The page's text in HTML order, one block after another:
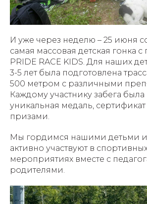
И уже через неделю – 25 июня
самая массовая детская гонка
PRIDE RACE KIDS. Для наших
3-5 лет была подготовлена
500 метром с различными
Каждому участнику забега
уникальная медаль, сертификат
призами.
Мы гордимся нашими детьми и
активно участвуют в
мероприятиях вместе с
родителями.